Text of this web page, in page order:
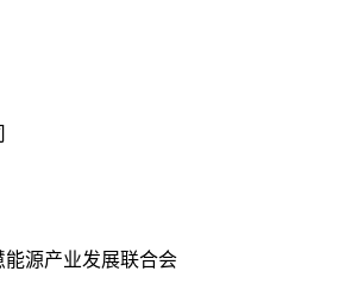
源产业发展联合会